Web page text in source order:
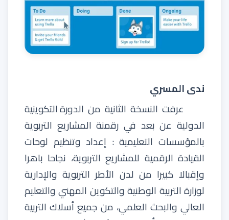
ندى المسري
عرفت النسخة الثانية من الدورةالتكوينية
الدولية عن بعد في رقمنة المشاريع التربوية
بالمؤسسات التعليمية : إعداد وتنظيم لوحات
القيادة الرقمية للمشاريع التربوية، نجاحا باهرا
وإقبالا كبيرا من لدن الأطر التربوية والإدارية
لوزارةالتربية الوطنيةوالتكوين المهنيوالتعليم
العالي والبحث العلمي، من جميعأسلاك التربية